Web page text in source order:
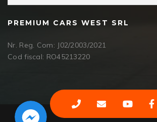
PREMIUM CARS WEST SRL
Nr. Reg. Com: J02/2003/2021
Cod fiscal: RO45213220
Facebook Messenger